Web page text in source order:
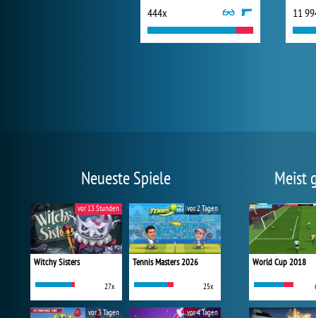
444x 11
Neueste Spiele
Witchy Sisters
27x
vor 13 Stunden
Tennis Masters 2026
25x
vor 2 Tagen
vor 3 Tagen vor 4 Tagen
Meist
World Cup 2018